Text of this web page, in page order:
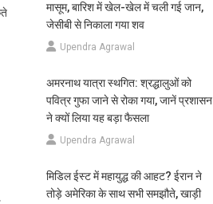
मासूम, बारिश में खेल-खेल में चली गई जान,
जेसीबी से निकाला गया शव
Upendra Agrawal
अमरनाथ यात्रा स्थगित: श्रद्धालुओं को
पवित्र गुफा जाने से रोका गया, जानें प्रशासन
ने क्यों लिया यह बड़ा फैसला
Upendra Agrawal
मिडिल ईस्ट में महायुद्ध की आहट? ईरान ने
तोड़े अमेरिका के साथ सभी समझौते, खाड़ी